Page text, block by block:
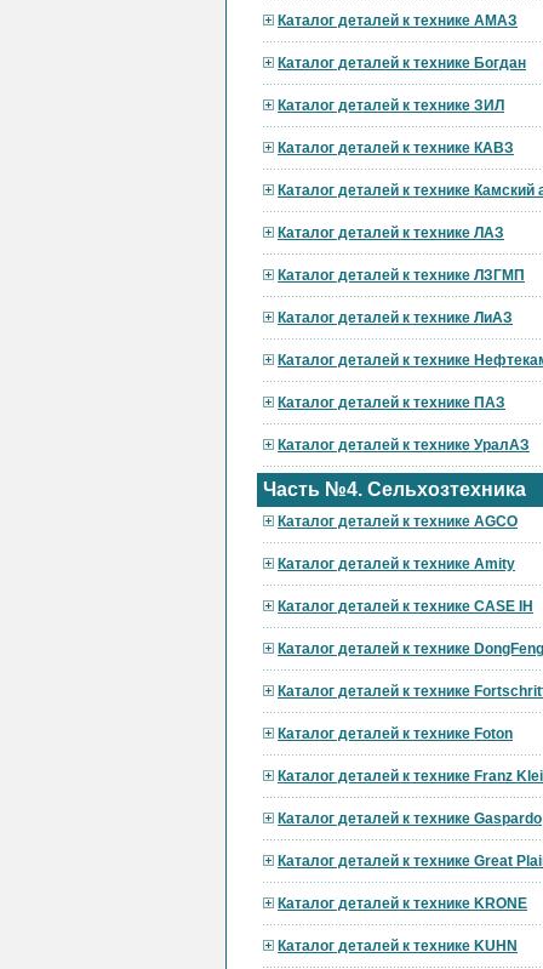
Каталог деталей к технике АМАЗ
Каталог деталей к технике Богдан
Каталог деталей к технике ЗИЛ
Каталог деталей к технике КАВЗ
Каталог деталей к технике Камский
Каталог деталей к технике ЛАЗ
Каталог деталей к технике ЛЗГМП
Каталог деталей к технике ЛиАЗ
Каталог деталей к технике
Каталог деталей к технике ПАЗ
Каталог деталей к технике УралАЗ
Часть №4. Сельхозтехника
Каталог деталей к технике AGCO
Каталог деталей к технике Amity
Каталог деталей к технике CASE IH
Каталог деталей к технике DongFeng
Каталог деталей к технике
Каталог деталей к технике Foton
Каталог деталей к технике Franz
Каталог деталей к технике Gaspardo
Каталог деталей к технике Great
Каталог деталей к технике KRONE
Каталог деталей к технике KUHN